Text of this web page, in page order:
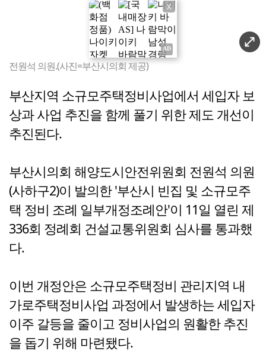
X
전원석 의원.(사진=부산시의회 제공)
부산지역 소규모주택정비사업에서 세입자 보
상과 사업 추진을 함께 풀기 위한 제도 개선이
추진된다.
부산시의회 해양도시안전위원회 전원석 의원
(사하구2)이 발의한 '부산시 빈집 및 소규모주
택 정비 조례 일부개정조례안'이 11일 열린 제
336회 정례회 건설교통위원회 심사를 통과했
다.
이번 개정안은 소규모주택정비 관리지역 내
가로주택정비사업 과정에서 발생하는 세입자
이주 갈등을 줄이고 정비사업의 원활한 추진
을 돕기 위해 마련됐다.